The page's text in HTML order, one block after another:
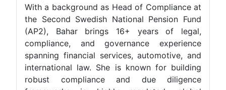
With a background as Head of Compliance at
the Second Swedish National Pension Fund
(AP2), Bahar brings 16+ years of legal,
compliance, and governance experience
spanning financial services, automotive, and
international law. She is known for building
robust compliance and due diligence